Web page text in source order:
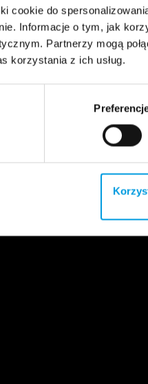
cookie do
Informacje o tym, jak
Partnerzy mogą
korzystania z ich usług.